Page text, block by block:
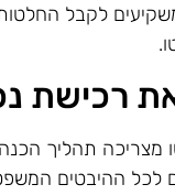
לקבל החלטות
רכישת
מצריכה תהליך הכנה
לכל ההיבטים